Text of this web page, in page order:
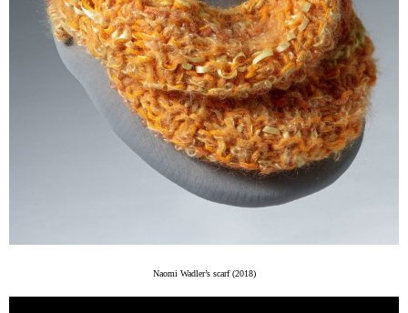
Naomi Wadler’s scarf (2018)